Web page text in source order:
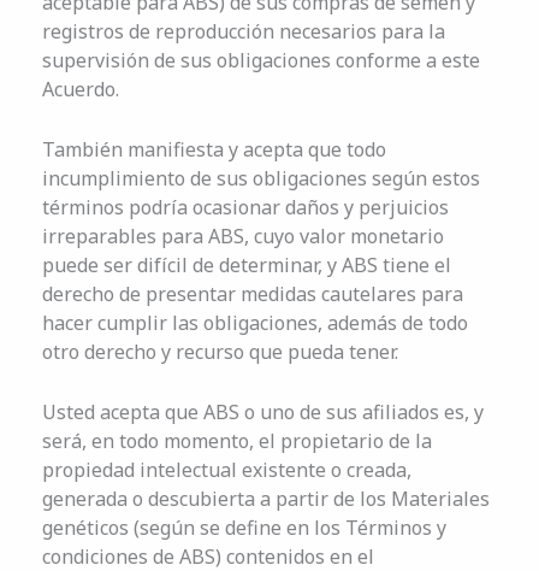
registros de reproducción necesarios para la
supervisión de sus obligaciones conforme a este
Acuerdo.
También manifiesta y acepta que todo
incumplimiento de sus obligaciones según estos
términos podría ocasionar daños y perjuicios
irreparables para ABS, cuyo valor monetario
puede ser difícil de determinar, y ABS tiene el
derecho de presentar medidas cautelares para
hacer cumplir las obligaciones, además de todo
otro derecho y recurso que pueda tener.
Usted acepta que ABS o uno de sus afiliados es, y
será, en todo momento, el propietario de la
propiedad intelectual existente o creada,
generada o descubierta a partir de los Materiales
genéticos (según se define en los Términos y
condiciones de ABS) contenidos en el